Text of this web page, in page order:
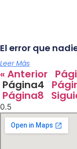
El error que
Leer Más
« Anterior
Página4
Página8